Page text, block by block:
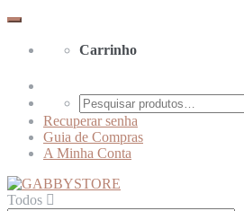
Skip
navigation
Skip
content
Carrinho
Pesquisar
por:
Recuperar senha
Guia de Compras
A Minha Conta
Todos